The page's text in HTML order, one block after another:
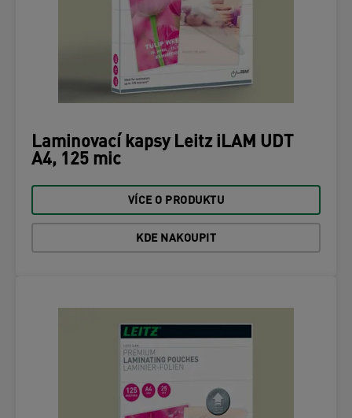
Laminovací kapsy Leitz iLAM UDT
A4, 125 mic
VÍCE O PRODUKTU
KDE NAKOUPIT